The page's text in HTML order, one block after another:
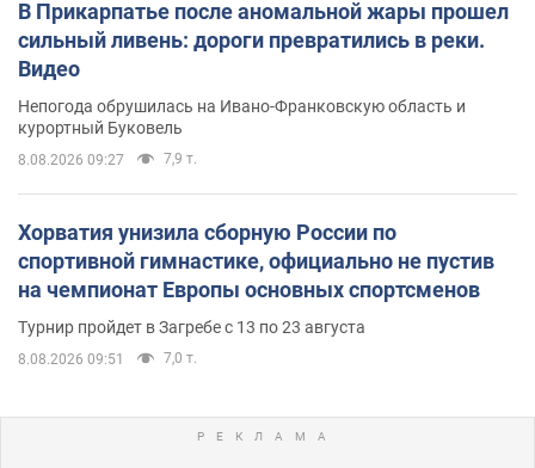
В Прикарпатье после аномальной жары прошел
сильный ливень: дороги превратились в реки.
Видео
Непогода обрушилась на Ивано-Франковскую область и
курортный Буковель
8.08.2026 09:27 7,9 т.
Хорватия унизила сборную России по
спортивной гимнастике, официально не пустив
на чемпионат Европы основных спортсменов
Турнир пройдет в Загребе с 13 по 23 августа
8.08.2026 09:51 7,0 т.